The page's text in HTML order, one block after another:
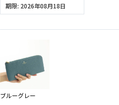
期限: 2026年08月18日
ブルーグレー